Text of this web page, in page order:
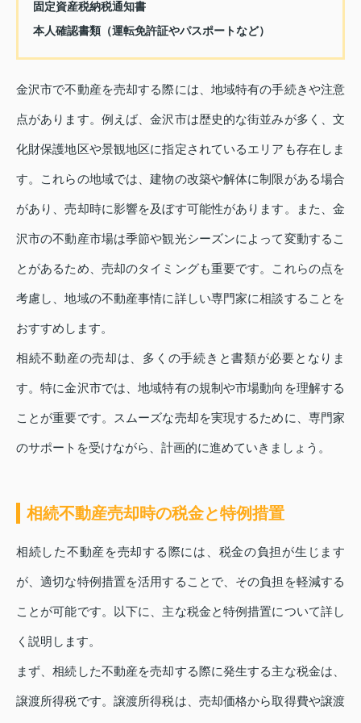
固定資産税納税通知書
本人確認書類（運転免許証やパスポートなど）
金沢市で不動産を売却する際には、地域特有の手続きや注意
点があります。例えば、金沢市は歴史的な街並みが多く、文
化財保護地区や景観地区に指定されているエリアも存在しま
す。これらの地域では、建物の改築や解体に制限がある場合
があり、売却時に影響を及ぼす可能性があります。また、金
沢市の不動産市場は季節や観光シーズンによって変動するこ
とがあるため、売却のタイミングも重要です。これらの点を
考慮し、地域の不動産事情に詳しい専門家に相談することを
おすすめします。
相続不動産の売却は、多くの手続きと書類が必要となりま
す。特に金沢市では、地域特有の規制や市場動向を理解する
ことが重要です。スムーズな売却を実現するために、専門家
のサポートを受けながら、計画的に進めていきましょう。
相続不動産売却時の税金と特例措置
相続した不動産を売却する際には、税金の負担が生じます
が、適切な特例措置を活用することで、その負担を軽減する
ことが可能です。以下に、主な税金と特例措置について詳し
く説明します。
まず、相続した不動産を売却する際に発生する主な税金は、
譲渡所得税です。譲渡所得税は、売却価格から取得費や譲渡